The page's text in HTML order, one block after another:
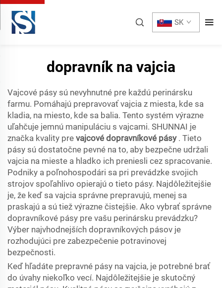
SK
dopravník na vajcia
Vajcové pásy sú nevyhnutné pre každú perinársku
farmu. Pomáhajú prepravovať vajcia z miesta, kde sa
kladia, na miesto, kde sa balia. Tento systém výrazne
uľahčuje jemnú manipuláciu s vajcami. SHUNNAI je
značka kvality pre vajcové dopravníkové pásy . Tieto
pásy sú dostatočne pevné na to, aby bezpečne udržali
vajcia na mieste a hladko ich preniesli cez spracovanie.
Podniky a poľnohospodári sa pri prevádzke svojich
strojov spoľahlivo opierajú o tieto pásy. Najdôležitejšie
je, že keď sa vajcia správne prepravujú, menej sa
praskajú a sú tiež výrazne čistejšie. Ako vybrať správne
dopravníkové pásy pre vašu perinársku prevádzku?
Výber najvhodnejších dopravníkových pásov je
rozhodujúci pre zabezpečenie potravinovej
bezpečnosti.
Keď hľadáte prepravné pásy na vajcia, je potrebné brať
do úvahy niekoľko vecí. Najdôležitejšie je skutočný